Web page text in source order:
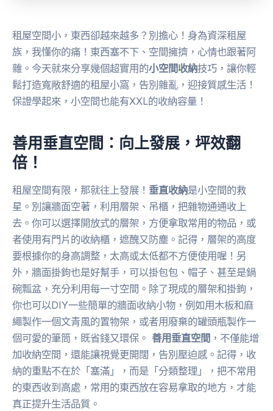
租屋空間小，東西卻越來越多？別擔心！身為資深租屋
族，我懂你的痛！東西塞不下、空間擁擠，心情也跟著阿
雜。今天就來分享幾個超實用的小空間收納技巧，讓你輕
鬆打造寬敞舒適的租屋小窩，告別雜亂，迎接質感生活！
保證學起來，小空間也能有XXL的收納容量！
善用垂直空間：向上發展，坪效翻
倍！
租屋空間有限，那就往上發展！ 垂直收納是小空間的救
星。別讓牆面空著，利用層架、吊櫃，把雜物通通收上
去。你可以選擇開放式的層架，方便拿取常用的物品，或
者使用有門片的收納櫃，遮醜又防塵。記得，層架的高度
要根據你的身高調整，太高或太低都不方便使用喔！另
外，牆面掛鉤也是好幫手，可以掛包包、帽子、甚至是鍋
碗瓢盆，充分利用每一寸空間。除了現成的層架和掛鉤，
你也可以DIY一些簡單的牆面收納小物，例如用木板和麻
繩製作一個文青風的置物架，或者用廢棄的罐頭瓶製作一
個可愛的筆筒，既省錢又環保。 善用垂直空間 ，不僅能增
加收納空間，還能讓視覺更開闊，告別壓迫感。記得，收
納的重點不在於「塞滿」，而是「分類整理」，把不常用
的東西收到高處，常用的東西放在容易拿取的地方，才能
真正提升生活品質。